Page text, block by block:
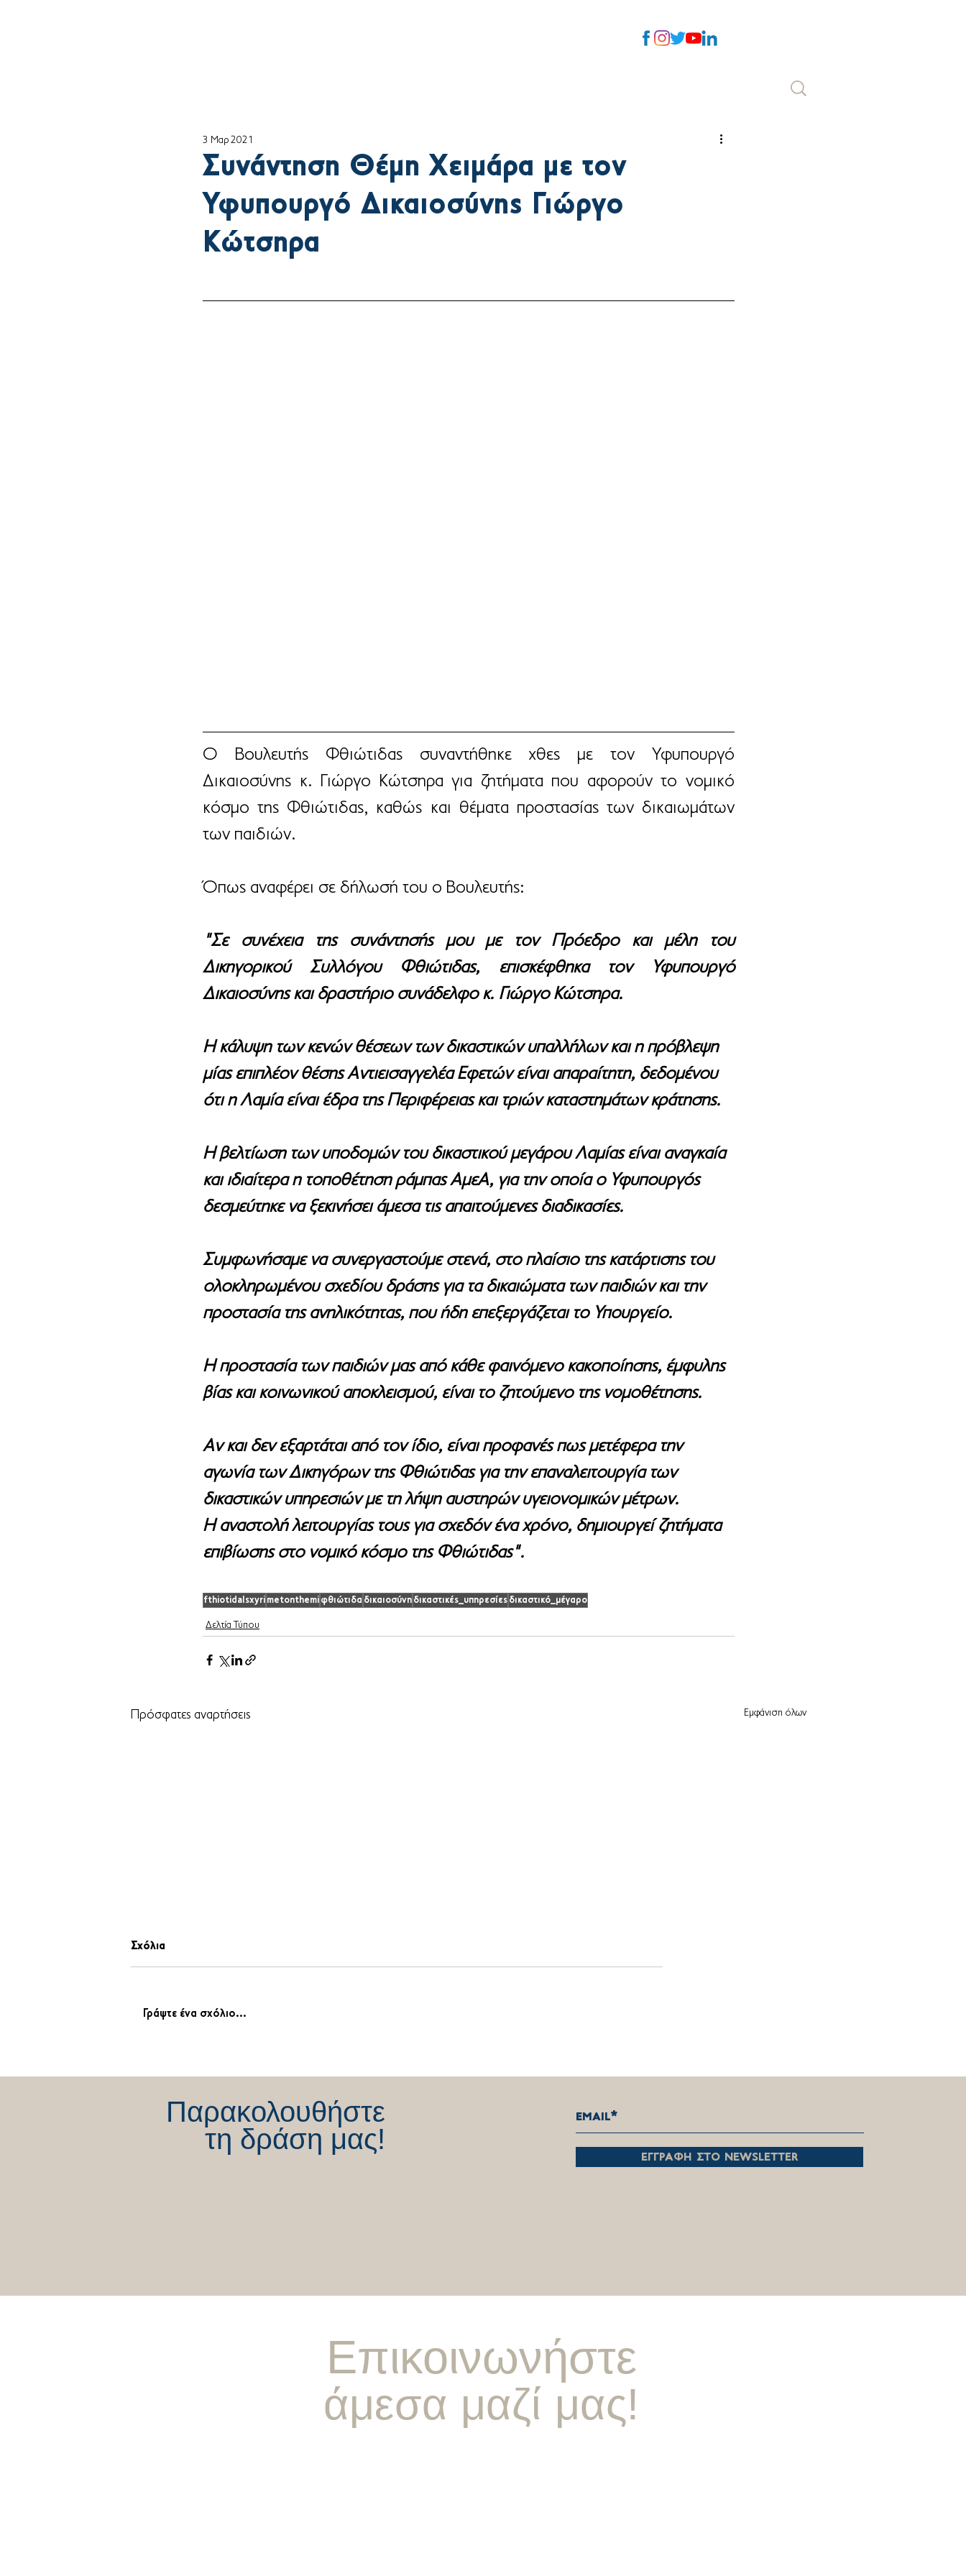
Συνάντηση Θέμη Χειμάρα με τον
Υφυπουργό Δικαιοσύνης Γιώργο
Κώτσηρα
3 Μαρ 2021
Ο Βουλευτής Φθιώτιδας συναντήθηκε χθες με τον Υφυπουργό
Δικαιοσύνης κ. Γιώργο Κώτσηρα για ζητήματα που αφορούν το νομικό
κόσμο της Φθιώτιδας, καθώς και θέματα προστασίας των δικαιωμάτων
των παιδιών.
Όπως αναφέρει σε δήλωσή του ο Βουλευτής:
"Σε συνέχεια της συνάντησής μου με τον Πρόεδρο και μέλη του
Δικηγορικού Συλλόγου Φθιώτιδας, επισκέφθηκα τον Υφυπουργό
Δικαιοσύνης και δραστήριο συνάδελφο κ. Γιώργο Κώτσηρα.
Η κάλυψη των κενών θέσεων των δικαστικών υπαλλήλων και η πρόβλεψη
μίας επιπλέον θέσης Αντιεισαγγελέα Εφετών είναι απαραίτητη, δεδομένου
ότι η Λαμία είναι έδρα της Περιφέρειας και τριών καταστημάτων κράτησης.
Η βελτίωση των υποδομών του δικαστικού μεγάρου Λαμίας είναι αναγκαία
και ιδιαίτερα η τοποθέτηση ράμπας ΑμεΑ, για την οποία ο Υφυπουργός
δεσμεύτηκε να ξεκινήσει άμεσα τις απαιτούμενες διαδικασίες.
Συμφωνήσαμε να συνεργαστούμε στενά, στο πλαίσιο της κατάρτισης του
ολοκληρωμένου σχεδίου δράσης για τα δικαιώματα των παιδιών και την
προστασία της ανηλικότητας, που ήδη επεξεργάζεται το Υπουργείο.
Η προστασία των παιδιών μας από κάθε φαινόμενο κακοποίησης, έμφυλης
βίας και κοινωνικού αποκλεισμού, είναι το ζητούμενο της νομοθέτησης.
Αν και δεν εξαρτάται από τον ίδιο, είναι προφανές πως μετέφερα την
αγωνία των Δικηγόρων της Φθιώτιδας για την επαναλειτουργία των
δικαστικών υπηρεσιών με τη λήψη αυστηρών υγειονομικών μέτρων.
Η αναστολή λειτουργίας τους για σχεδόν ένα χρόνο, δημιουργεί ζητήματα
επιβίωσης στο νομικό κόσμο της Φθιώτιδας".
fthiotidaIsxyri metonthemi φθιώτιδα δικαιοσύνη δικαστικές_υπηρεσίες δικαστικό_μέγαρο
Δελτία Τύπου
Πρόσφατες αναρτήσεις Εμφάνιση όλων
Σχόλια
Γράψτε ένα σχόλιο...
τη δράση μας!
Παρακολουθήστε
εγγραφη στο newsletter
άμεσα μαζί μας!
Επικοινωνήστε